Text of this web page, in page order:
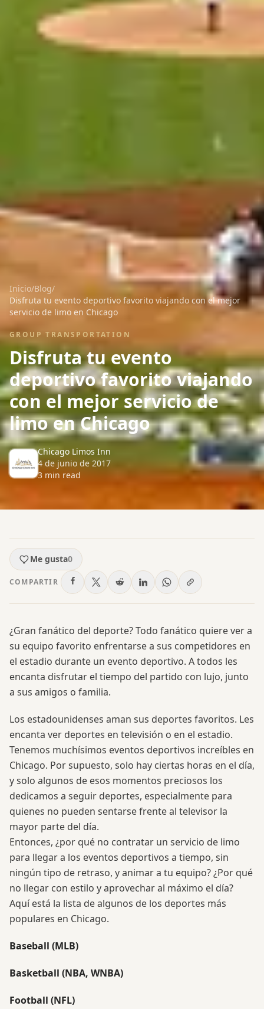
Inicio/Blog/
Disfruta tu evento deportivo favorito viajando con el mejor
servicio de limo en Chicago
GROUP TRANSPORTATION
Disfruta tu evento
deportivo favorito viajando
con el mejor servicio de
limo en Chicago
Chicago Limos Inn
4 de junio de 2017
3 min read
Me gusta0
COMPARTIR
¿Gran fanático del deporte? Todo fanático quiere ver a
su equipo favorito enfrentarse a sus competidores en
el estadio durante un evento deportivo. A todos les
encanta disfrutar el tiempo del partido con lujo, junto
a sus amigos o familia.
Los estadounidenses aman sus deportes favoritos. Les
encanta ver deportes en televisión o en el estadio.
Tenemos muchísimos eventos deportivos increíbles en
Chicago. Por supuesto, solo hay ciertas horas en el día,
y solo algunos de esos momentos preciosos los
dedicamos a seguir deportes, especialmente para
quienes no pueden sentarse frente al televisor la
mayor parte del día.
Entonces, ¿por qué no contratar un servicio de limo
para llegar a los eventos deportivos a tiempo, sin
ningún tipo de retraso, y animar a tu equipo? ¿Por qué
no llegar con estilo y aprovechar al máximo el día?
Aquí está la lista de algunos de los deportes más
populares en Chicago.
Baseball (MLB)
Basketball (NBA, WNBA)
Football (NFL)